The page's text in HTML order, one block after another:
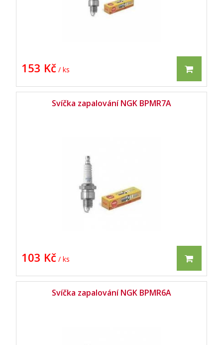
153 Kč / ks
Svíčka zapalování NGK BPMR7A
103 Kč / ks
Svíčka zapalování NGK BPMR6A